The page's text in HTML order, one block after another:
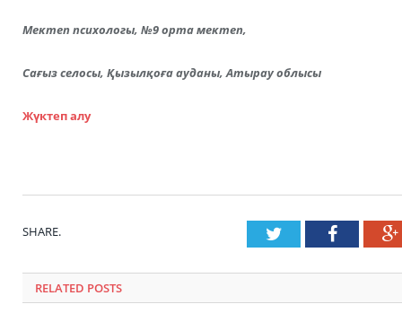
Мектеп психологы, №9 орта мектеп,
Сағыз селосы, Қызылқоға ауданы, Атырау облысы
Жүктеп алу
SHARE. Twitter
RELATED POSTS